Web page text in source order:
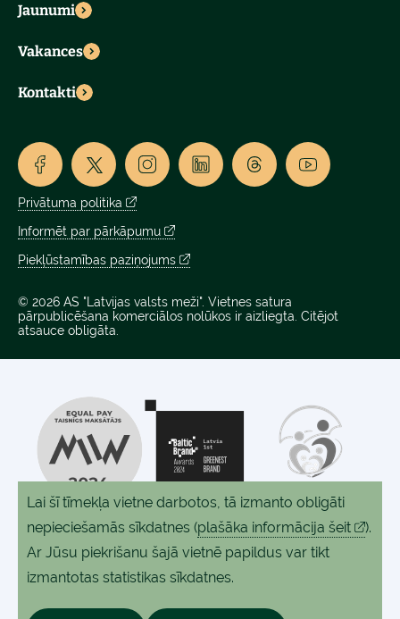
Jaunumi
Vakances
Kontakti
Privātuma politika
Informēt par pārkāpumu
Piekļūstamības paziņojums
© 2026 AS "Latvijas valsts meži". Vietnes satura
pārpublicēšana komerciālos nolūkos ir aizliegta. Citējot
atsauce obligāta.
Lai šī tīmekļa vietne darbotos, tā izmanto obligāti
nepieciešamās sīkdatnes (plašāka informācija šeit
).
Ar Jūsu piekrišanu šajā vietnē papildus var tikt
izmantotas statistikas sīkdatnes.